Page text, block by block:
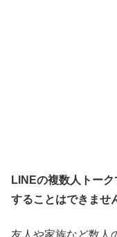
LINEの複数人トー
することはできませ
友人や家族など数人